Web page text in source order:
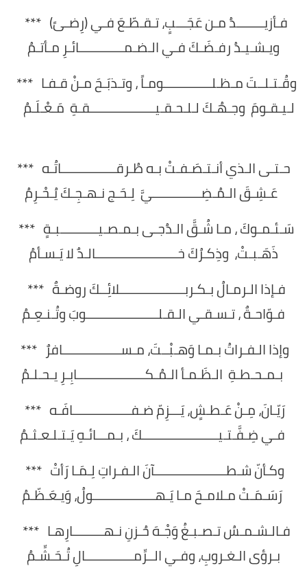
فـأزيــــــــدُ مـن عَجَـــبٍ، تـقـطّـعَ فـي (رِضـىً) ***
ويـشـيـدُ رفـضَـكَ فـي الـضـمـــــــــــــائـرِ مـأتـمُ
وقُـتـلــتَ مـظـلــــــــــــــومـاً ، وتـذبَـحَ مـنْ قـفـا ***
لـيـقـومَ وجـهُـكَ لـلـحـقـيـــــــــــــــــــقـةِ مَـعْـلَـمُ
حـتـى الـذي أنـتـصَـفـتْ بـه طُـرقــــــــــــــــاتُـه ***
عَـشِـقَ الـمُـضِــــــــــــــيَّ لِـحَـج نـهـجِـكَ يُـحْـرِمُ
سَـئـمـوكَ ، مـا شُـقَّ الـدُجـى بـمـصـيـــــــــــبـةٍ ***
ذَهَـبـتْ، وذِكـرُكَ خــــــــــــــــــــــــالـدٌ لا يَـسـأمُ
فـإذا الـرمـالُ بـكـربـــــــــــــــــــلائِــكَ روضـةٌ ***
فـوّاحـةٌ ، تـسـقـي الـقـلـــــــــــــــــــــوبَ وتُـنـعِـمُ
وإذا الـفـراتُ بـمـا وَهـبْــتَ، مـســـــــــــــــــافرٌ ***
بـمـحـطـةِ الـظَـمـأ الـمُـكــــــــــــــــــــابِـرِ يـحـلـمُ
رَيّـانَ، مِـنْ عَـطـشٍ، يَـــزِمّ ضـفـــــــــــــــــافَـه ***
فـي ضِـفَّـتـيــــــــــــــــــــــكَ ، بـمـــائـهِ يَـتـلـعـثـمُ
وكـأنّ شـطـــــــــــــــــــــآنَ الـفـراتِ لِـمَـا رَأتْ ***
رَسَـمَـتْ مـلامـحَ مـا يَـهــــــــــــــــــولُ، وَيـعَـظّـمُ
فـالـشـمـسُ تـصـبـغُ وَجْـهَ حُـزنِ نـهـــــــــارِهـا ***
بـرؤى الـغـروبِ، وفـي الــرِّمــــــــــــــالِ تُـحَـشِّـمُ